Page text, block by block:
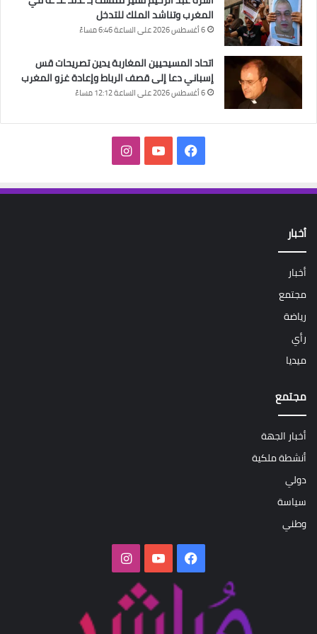
المغرب وتناشد الملك للتدخل
6 أغسطس 2026 على الساعة 6:46 مساءً
اتحاد المسيحيين المغاربة يدين تصريحات قس
إسباني دعا إلى قصف الرباط وإعادة غزو المغرب
6 أغسطس 2026 على الساعة 12:12 مساءً
فيسبوك‫YouTubeانستقرام
أخبار
أخبار
مجتمع
رياضة
رأي
ميديا
مجتمع
أخبار الجهة
أنشطة ملكية
دولي
سياسة
وطني
فيسبوك‫YouTubeانستقرام